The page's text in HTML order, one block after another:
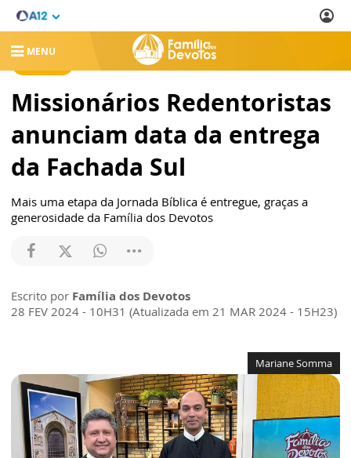
MENU
Missionários Redentoristas
anunciam data da entrega
da Fachada Sul
Mais uma etapa da Jornada Bíblica é entregue, graças a
generosidade da Família dos Devotos
Escrito por Família dos Devotos
28 FEV 2024 - 10H31 (Atualizada em 21 MAR 2024 - 15H23)
Mariane Somma